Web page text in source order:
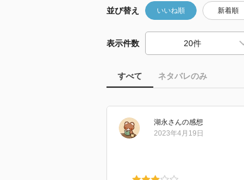
並び替え いいね順 新着順
表示件数
すべて ネタバレのみ
湖永さんの感想
2023年4月19日